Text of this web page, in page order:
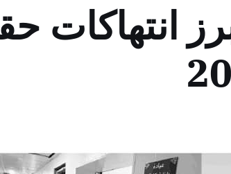
انتهاكات